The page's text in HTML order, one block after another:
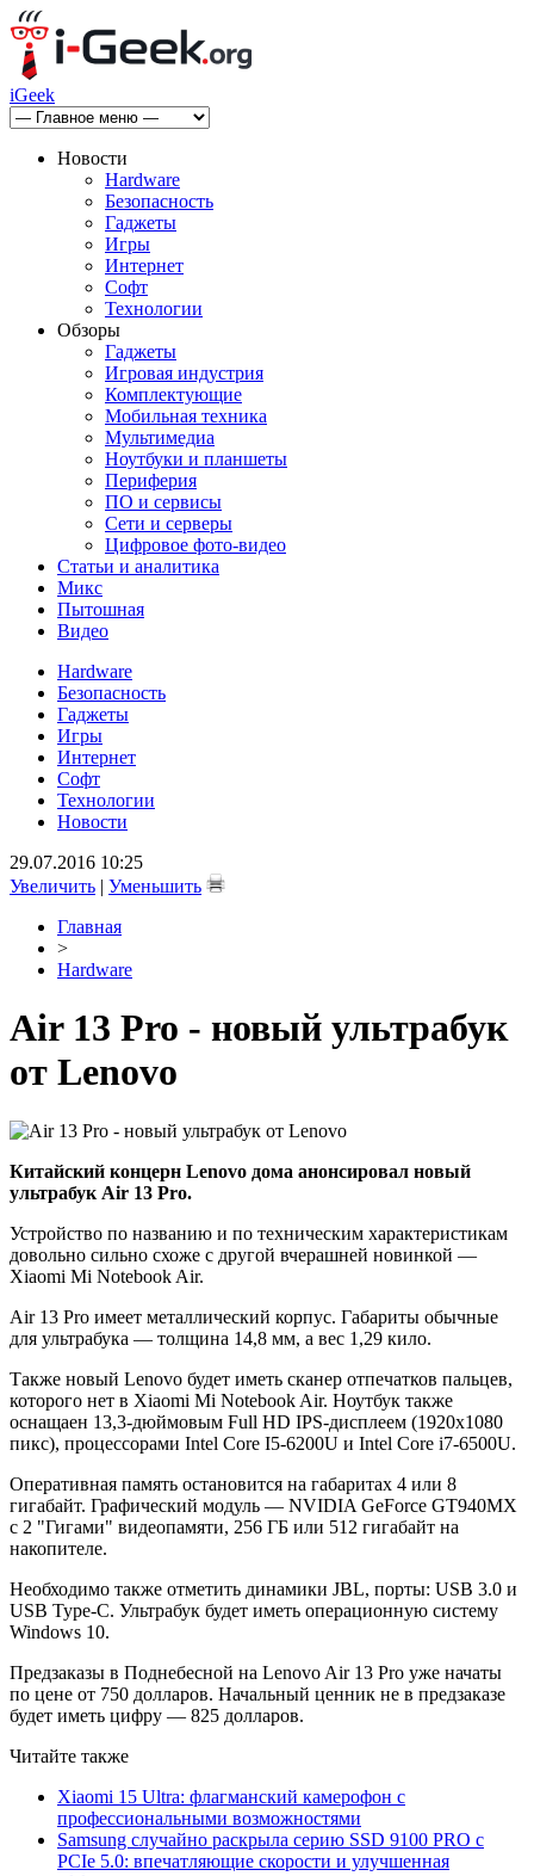
iGeek
Новости
Hardware
Безопасность
Гаджеты
Игры
Интернет
Софт
Технологии
Обзоры
Гаджеты
Игровая индустрия
Комплектующие
Мобильная техника
Мультимедиа
Ноутбуки и планшеты
Периферия
ПО и сервисы
Сети и серверы
Цифровое фото-видео
Статьи и аналитика
Микс
Пытошная
Видео
Hardware
Безопасность
Гаджеты
Игры
Интернет
Софт
Технологии
Новости
29.07.2016 10:25
Увеличить | Уменьшить
Главная
>
Hardware
Air 13 Pro - новый ультрабук
от Lenovo
Китайский концерн Lenovo дома анонсировал новый
ультрабук Air 13 Pro.
Устройство по названию и по техническим характеристикам
довольно сильно схоже с другой вчерашней новинкой —
Xiaomi Mi Notebook Air.
Air 13 Pro имеет металлический корпус. Габариты обычные
для ультрабука — толщина 14,8 мм, а вес 1,29 кило.
Также новый Lenovo будет иметь сканер отпечатков пальцев,
которого нет в Xiaomi Mi Notebook Air. Ноутбук также
оснащаен 13,3-дюймовым Full HD IPS-дисплеем (1920х1080
пикс), процессорами Intel Core I5-6200U и Intel Core i7-6500U.
Оперативная память остановится на габаритах 4 или 8
гигабайт. Графический модуль — NVIDIA GeForce GT940MX
с 2 "Гигами" видеопамяти, 256 ГБ или 512 гигабайт на
накопителе.
Необходимо также отметить динамики JBL, порты: USB 3.0 и
USB Type-C. Ультрабук будет иметь операционную систему
Windows 10.
Предзаказы в Поднебесной на Lenovo Air 13 Pro уже начаты
по цене от 750 долларов. Начальный ценник не в предзаказе
будет иметь цифру — 825 долларов.
Читайте также
Xiaomi 15 Ultra: флагманский камерофон с
профессиональными возможностями
Samsung случайно раскрыла серию SSD 9100 PRO с
PCIe 5.0: впечатляющие скорости и улучшенная